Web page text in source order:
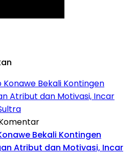
Bekali Kontingen
Atribut dan Motivasi, Incar